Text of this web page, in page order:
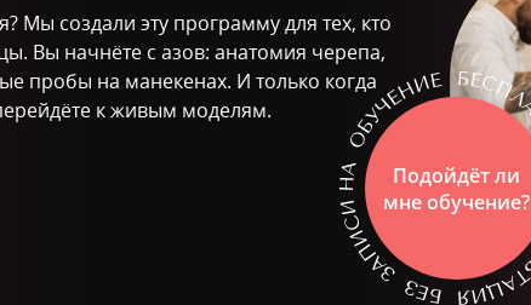
Мы создали эту программу для тех, кто
Вы начнёте с азов: анатомия черепа,
пробы на манекенах. И только когда
к живым моделям.
Подойдёт ли
мне обучение?